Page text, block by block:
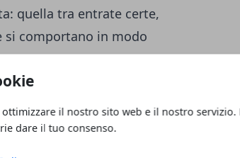
il nostro sito web e il nostro servizio.
dare il tuo consenso.
quella tra entrate certe,
si comportano in modo
di gestione altrettanto
pensioni, rendite ricorrenti
importo stabile; le uscite
abbonamenti,
le uscite variabili sono